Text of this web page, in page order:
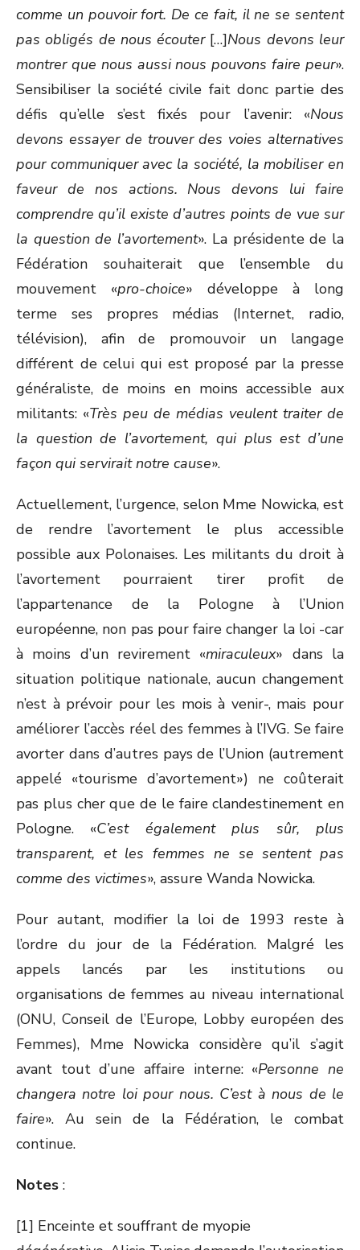
comme un pouvoir fort. De ce fait, il ne se sentent
pas obligés de nous écouter […]Nous devons leur
montrer que nous aussi nous pouvons faire peur».
Sensibiliser la société civile fait donc partie des
défis qu’elle s’est fixés pour l’avenir: «Nous
devons essayer de trouver des voies alternatives
pour communiquer avec la société, la mobiliser en
faveur de nos actions. Nous devons lui faire
comprendre qu’il existe d’autres points de vue sur
la question de l’avortement». La présidente de la
Fédération souhaiterait que l’ensemble du
mouvement «pro-choice» développe à long
terme ses propres médias (Internet, radio,
télévision), afin de promouvoir un langage
différent de celui qui est proposé par la presse
généraliste, de moins en moins accessible aux
militants: «Très peu de médias veulent traiter de
la question de l’avortement, qui plus est d’une
façon qui servirait notre cause».
Actuellement, l’urgence, selon Mme Nowicka, est
de rendre l’avortement le plus accessible
possible aux Polonaises. Les militants du droit à
l’avortement pourraient tirer profit de
l’appartenance de la Pologne à l’Union
européenne, non pas pour faire changer la loi -car
à moins d’un revirement «miraculeux» dans la
situation politique nationale, aucun changement
n’est à prévoir pour les mois à venir-, mais pour
améliorer l’accès réel des femmes à l’IVG. Se faire
avorter dans d’autres pays de l’Union (autrement
appelé «tourisme d’avortement») ne coûterait
pas plus cher que de le faire clandestinement en
Pologne. «C’est également plus sûr, plus
transparent, et les femmes ne se sentent pas
comme des victimes», assure Wanda Nowicka.
Pour autant, modifier la loi de 1993 reste à
l’ordre du jour de la Fédération. Malgré les
appels lancés par les institutions ou
organisations de femmes au niveau international
(ONU, Conseil de l’Europe, Lobby européen des
Femmes), Mme Nowicka considère qu’il s’agit
avant tout d’une affaire interne: «Personne ne
changera notre loi pour nous. C’est à nous de le
faire». Au sein de la Fédération, le combat
continue.
Notes :
[1] Enceinte et souffrant de myopie